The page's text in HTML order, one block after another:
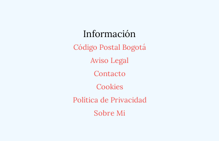
Información
Código Postal Bogotá
Aviso Legal
Contacto
Cookies
Política de Privacidad
Sobre Mi